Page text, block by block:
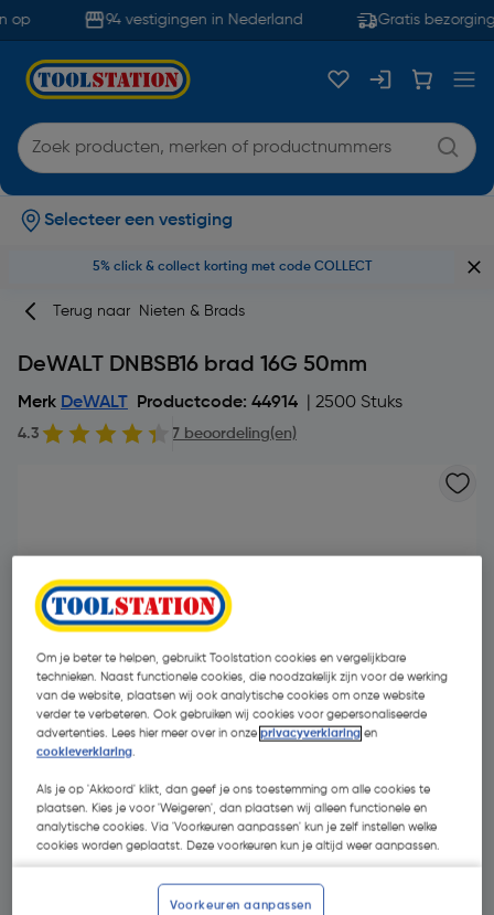
94 vestigingen in Nederland Gratis bezorging
Selecteer een vestiging
5% click & collect korting met code COLLECT
Terug naar Nieten & Brads
DeWALT DNBSB16 brad 16G 50mm
Merk DeWALT Productcode: 44914 | 2500 Stuks
4.3 7 beoordeling(en)
€ 22,32| Excl. btw € 18,45
Om je beter te helpen, gebruikt Toolstation cookies en vergelijkbare
technieken. Naast functionele cookies, die noodzakelijk zijn voor de werking
van de website, plaatsen wij ook analytische cookies om onze website
verder te verbeteren. Ook gebruiken wij cookies voor gepersonaliseerde
advertenties. Lees hier meer over in onzeprivacyverklaring en
cookieverklaring.
Als je op 'Akkoord' klikt, dan geef je ons toestemming om alle cookies te
plaatsen. Kies je voor 'Weigeren', dan plaatsen wij alleen functionele en
analytische cookies. Via 'Voorkeuren aanpassen' kun je zelf instellen welke
cookies worden geplaatst. Deze voorkeuren kun je altijd weer aanpassen.
Voorkeuren aanpassen